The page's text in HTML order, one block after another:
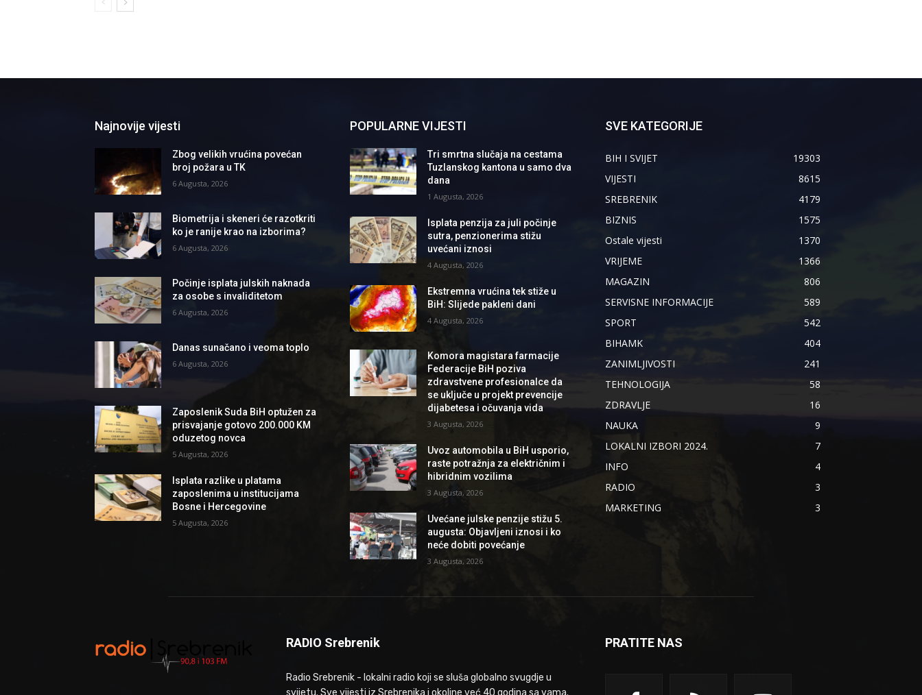
Najnovije vijesti
Zbog velikih vrućina povećan
broj požara u TK
6 Augusta, 2026
Biometrija i skeneri će razotkriti
ko je ranije krao na izborima?
6 Augusta, 2026
Počinje isplata julskih naknada
za osobe s invaliditetom
6 Augusta, 2026
Danas sunačano i veoma toplo
6 Augusta, 2026
Zaposlenik Suda BiH optužen za
prisvajanje gotovo 200.000 KM
oduzetog novca
5 Augusta, 2026
Isplata razlike u platama
zaposlenima u institucijama
Bosne i Hercegovine
5 Augusta, 2026
POPULARNE VIJESTI
Tri smrtna slučaja na cestama
Tuzlanskog kantona u samo dva
dana
1 Augusta, 2026
Isplata penzija za juli počinje
sutra, penzionerima stižu
uvećani iznosi
4 Augusta, 2026
Ekstremna vrućina tek stiže u
BiH: Slijede pakleni dani
4 Augusta, 2026
Komora magistara farmacije
Federacije BiH poziva
zdravstvene profesionalce da
se uključe u projekt prevencije
dijabetesa i očuvanja vida
3 Augusta, 2026
Uvoz automobila u BiH usporio,
raste potražnja za električnim i
hibridnim vozilima
3 Augusta, 2026
Uvećane julske penzije stižu 5.
augusta: Objavljeni iznosi i ko
neće dobiti povećanje
3 Augusta, 2026
SVE KATEGORIJE
BIH I SVIJET
19303
VIJESTI
8615
SREBRENIK
4179
BIZNIS
1575
Ostale vijesti
1370
VRIJEME
1366
MAGAZIN
806
SERVISNE INFORMACIJE
589
SPORT
542
BIHAMK
404
ZANIMLJIVOSTI
241
TEHNOLOGIJA
58
ZDRAVLJE
16
NAUKA
9
LOKALNI IZBORI 2024.
7
INFO
4
RADIO
3
MARKETING
3
RADIO Srebrenik
Radio Srebrenik - lokalni radio koji se sluša globalno svugdje u
svijetu. Sve vijesti iz Srebrenika i okoline već 40 godina sa vama.
PRATITE NAS